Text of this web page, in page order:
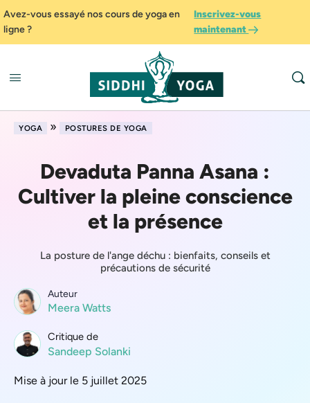
Avez-vous essayé nos cours de yoga en
ligne ?
Inscrivez-vous
maintenant
YOGA » POSTURES DE YOGA
Devaduta Panna Asana :
Cultiver la pleine conscience
et la présence
La posture de l'ange déchu : bienfaits, conseils et
précautions de sécurité
Auteur
Meera Watts
Critique de
Sandeep Solanki
Mise à jour le 5 juillet 2025